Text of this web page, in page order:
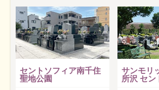
セントソフィア南千住
聖地公園
サンモリ
所沢 セン